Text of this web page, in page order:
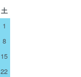
土
1
8
15
22